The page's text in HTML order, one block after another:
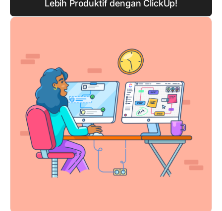
Lebih Produktif dengan ClickUp!